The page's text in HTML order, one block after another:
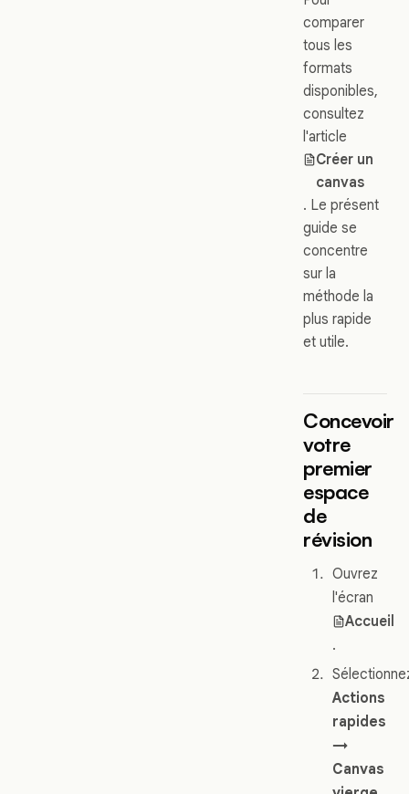
comparer
tous les
formats
disponibles,
consultez
l'article
Créer un
canvas
. Le présent
guide se
concentre
sur la
méthode la
plus rapide
et utile.
Concevoir
votre
premier
espace
de
révision
Ouvrez
l'écran
Accueil
.
Actions
rapides
→
Canvas